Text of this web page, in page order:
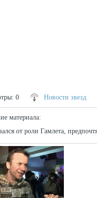
: 0 Новости звезд
материала:
от роли Гамлета,